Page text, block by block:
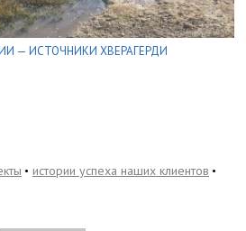
— ИСТОЧНИКИ ХВЕРАГЕРДИ
истории успеха наших клиентов